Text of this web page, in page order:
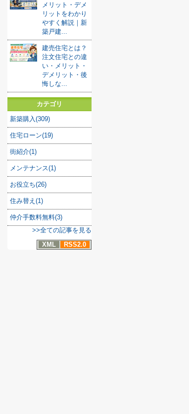
メリット・デメ
リットをわかり
やすく解説｜新
築戸建...
建売住宅とは？
注文住宅との違
い・メリット・
デメリット・後
悔しな...
カテゴリ
新築購入(309)
住宅ローン(19)
街紹介(1)
メンテナンス(1)
お役立ち(26)
住み替え(1)
仲介手数料無料(3)
>>全ての記事を見る
XML
RSS2.0